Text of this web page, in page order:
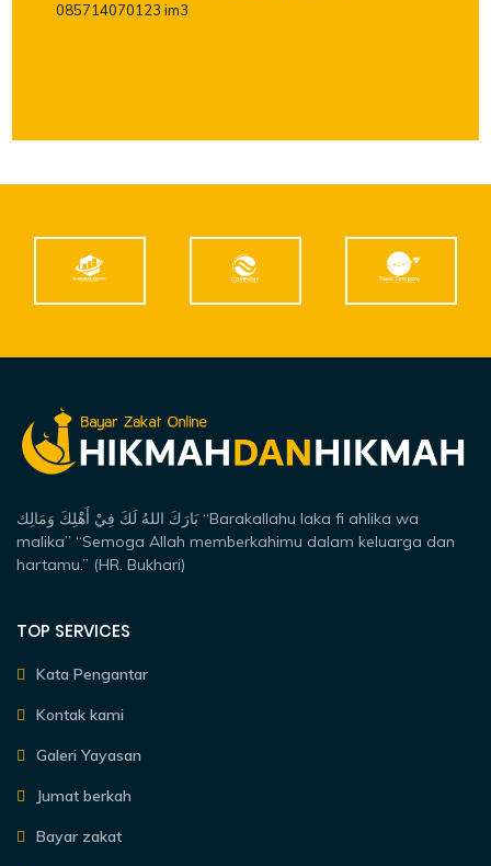
085714070123 im3
بَارَكَ اللهُ لَكَ فِيْ أَهْلِكَ وَمَالِك “Barakallahu laka fi ahlika wa
malika” “Semoga Allah memberkahimu dalam keluarga dan
hartamu.” (HR. Bukhari)
TOP SERVICES
Kata Pengantar
Kontak kami
Galeri Yayasan
Jumat berkah
Bayar zakat